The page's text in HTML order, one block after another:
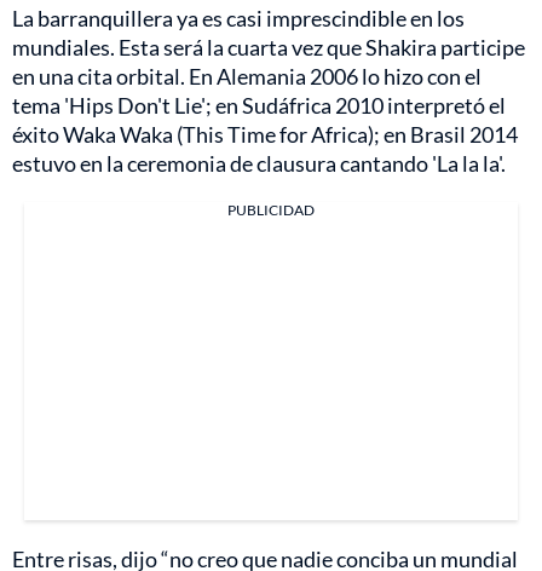
La barranquillera ya es casi imprescindible en los
mundiales. Esta será la cuarta vez que Shakira participe
en una cita orbital. En Alemania 2006 lo hizo con el
tema 'Hips Don't Lie'; en Sudáfrica 2010 interpretó el
éxito Waka Waka (This Time for Africa); en Brasil 2014
estuvo en la ceremonia de clausura cantando 'La la la'.
PUBLICIDAD
Entre risas, dijo “no creo que nadie conciba un mundial